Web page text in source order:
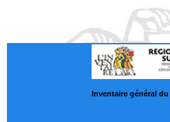
Inventaire général du